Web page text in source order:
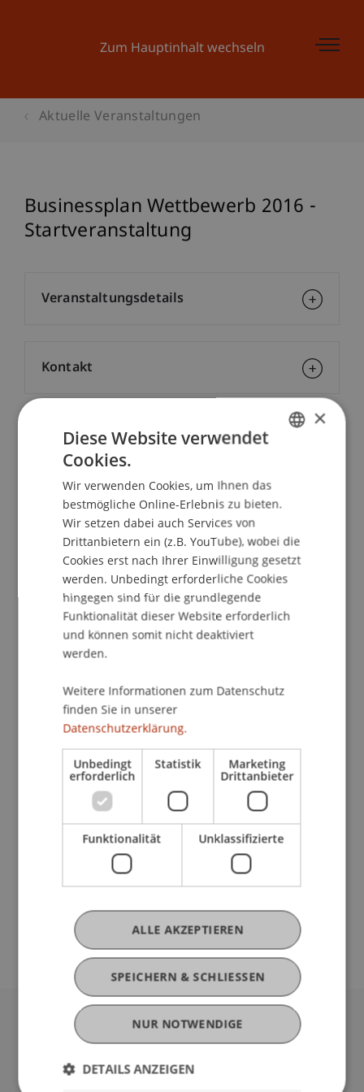
Zum Hauptinhalt wechseln
Aktuelle Veranstaltungen
Businessplan Wettbewerb 2016 -
Startveranstaltung
School/Professur:
An-Institut KMU Zentrum
Businessplan Wettbewerb Liechtenstein
Rheintal 2016
Innovation und die Entwicklung von
Geschäftsideen haben Tradition im Rheintal. Der
Businessplan Wettbewerb Liechtenstein Rheintal
wird bereits zum zwölften Mal durchgeführt.
Sie haben eine Idee, mit der man Geld verdienen
kann? Was hindert Sie denn noch an der
Umsetzung? Starten Sie durch! Entwickeln Sie aus
Ihrer Geschäftsidee einen Businessplan. Gründen
mit Ihrem bereits bestehenden Unternehmen.
Das Team des Businessplan Wettbewerbs
Liechtenstein Rheintal 2016 begleitet und
unterstützt Sie auf Ihrem Weg und bietet die
ideale Startrampe.
Weitere Informationen und Anmeldung:
Anmeldung
Veranstaltungsdetails
Kontakt
Universität Liechtenstein
9490 Vaduz
×
Diese Website verwendet
Cookies.
Wir verwenden Cookies, um Ihnen das
bestmögliche Online-Erlebnis zu bieten.
Wir setzen dabei auch Services von
Drittanbietern ein (z.B. YouTube), wobei die
Cookies erst nach Ihrer Einwilligung gesetzt
werden. Unbedingt erforderliche Cookies
hingegen sind für die grundlegende
Funktionalität dieser Website erforderlich
und können somit nicht deaktiviert
werden.
Weitere Informationen zum Datenschutz
finden Sie in unserer
Datenschutzerklärung.
Unbedingt
erforderlich
Statistik Marketing
Drittanbieter
Funktionalität Unklassifizierte
SPEICHERN & SCHLIESSEN
ALLE AKZEPTIEREN
NUR NOTWENDIGE
DETAILS ANZEIGEN